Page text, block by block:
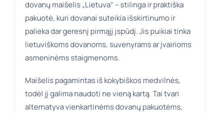
dovanų maišelis „Lietuva“ – stilinga ir praktiška
pakuotė, kuri dovanai suteikia išskirtinumo ir
palieka dar geresnį pirmąjį įspūdį. Jis puikiai tinka
lietuviškoms dovanoms, suvenyrams ar įvairioms
asmeninėms staigmenoms.
Maišelis pagamintas iš kokybiškos medvilnės,
todėl jį galima naudoti ne vieną kartą. Tai tvari
alternatyva vienkartinėms dovanų pakuotėms,